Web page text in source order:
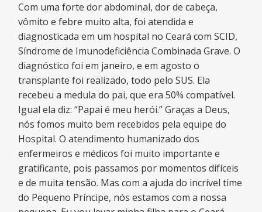
Com uma forte dor abdominal, dor de cabeça,
vômito e febre muito alta, foi atendida e
diagnosticada em um hospital no Ceará com SCID,
Síndrome de Imunodeficiência Combinada Grave. O
diagnóstico foi em janeiro, e em agosto o
transplante foi realizado, todo pelo SUS. Ela
recebeu a medula do pai, que era 50% compatível.
Igual ela diz: “Papai é meu herói.” Graças a Deus,
nós fomos muito bem recebidos pela equipe do
Hospital. O atendimento humanizado dos
enfermeiros e médicos foi muito importante e
gratificante, pois passamos por momentos difíceis
e de muita tensão. Mas com a ajuda do incrível time
do Pequeno Príncipe, nós estamos com a nossa